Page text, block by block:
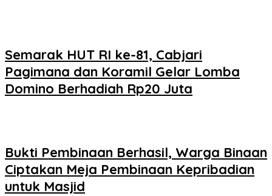
Semarak HUT RI ke-81, Cabjari
Pagimana dan Koramil Gelar Lomba
Domino Berhadiah Rp20 Juta
Bukti Pembinaan Berhasil, Warga Binaan
Ciptakan Meja Pembinaan Kepribadian
untuk Masjid